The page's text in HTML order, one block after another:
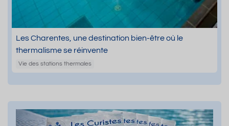
Les Charentes, une destination bien-être où le
thermalisme se réinvente
Vie des stations thermales